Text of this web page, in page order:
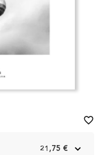
21,75 €
favorite_border